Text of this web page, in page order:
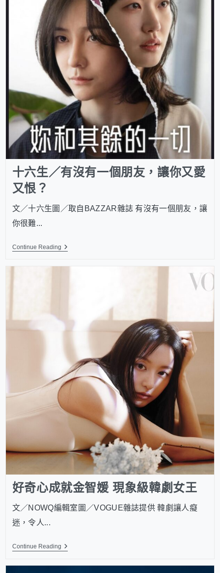
十六生／有沒有一個朋友，讓你又愛
又恨？
文／十六生圖／取自BAZZAR雜誌 有沒有一個朋友，讓
你很難...
Continue Reading
好奇心成就金智媛 現象級韓劇女王
文／NOWQ編輯室圖／VOGUE雜誌提供 韓劇讓人癡
迷，令人...
Continue Reading